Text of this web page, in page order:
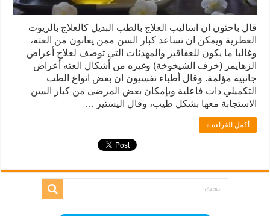
قال باحثون ان اساليب العلاج بالطب البديل كالعلاج بالزيوت
العطرية ويمكن ان تساعد كبار السن ممن يعانون من العته،
وغالبا ما يكون للعقاقير والمهدئات التي توصف لعلاج أعراض
الزهايمر (خرف الشيخوخة) وغيره من أشكال العته أعراض
جانبية مؤلمة. وقال أطباء نفسيون ان بعض انواع الطب
التكميلي ذات فاعلية وبإمكان بعض المرضى من كبار السن
الاستجابة معها بشكل طيب، وقال اليستير …
أكمل القراءة »